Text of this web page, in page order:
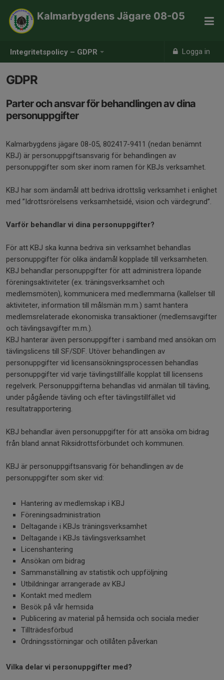
Integritetspolicy – GDPR Logga in
Kalmarbygdens Jägare 08-05
GDPR
Parter och ansvar för behandlingen av dina
personuppgifter
Kalmarbygdens jägare 08-05, 802417-9411 (nedan benämnt
KBJ) är personuppgiftsansvarig för behandlingen av
personuppgifter som sker inom ramen för KBJs verksamhet.
KBJ har som ändamål att bedriva idrottslig verksamhet i enlighet
med ”Idrottsrörelsens verksamhetsidé, vision och värdegrund”.
Varför behandlar vi dina personuppgifter?
För att KBJ ska kunna bedriva sin verksamhet behandlas
personuppgifter för olika ändamål kopplade till verksamheten.
KBJ behandlar personuppgifter för att administrera löpande
föreningsaktiviteter (ex. träningsverksamhet och
medlemsmöten), kommunicera med medlemmarna (kallelser till
aktiviteter, information till målsmän m.m.) samt hantera
medlemsrelaterade ekonomiska transaktioner (medlemsavgifter
och tävlingsavgifter m.m.).
KBJ hanterar även personuppgifter i samband med ansökan om
tävlingslicens till SF/SDF. Utöver behandlingen av
personuppgifter vid licensansökningsprocessen behandlas
personuppgifter vid varje tävlingstillfälle kopplat till licensens
regelverk. Personuppgifterna behandlas vid anmälan till tävling,
under pågående tävling och efter tävlingstillfället vid
resultatrapportering.
KBJ behandlar även personuppgifter för att ansöka om bidrag
från bland annat Riksidrottsförbundet och kommunen.
KBJ är personuppgiftsansvarig för behandlingen av de
personuppgifter som sker vid:
Hantering av medlemskap i KBJ
Föreningsadministration
Deltagande i KBJs träningsverksamhet
Deltagande i KBJs tävlingsverksamhet
Licenshantering
Ansökan om bidrag
Sammanställning av statistik och uppföljning
Utbildningar arrangerade av KBJ
Kontakt med medlem
Besök på vår hemsida
Publicering av material på hemsida och sociala medier
Tillträdesförbud
Ordningsstörningar och otillåten påverkan
Vilka delar vi personuppgifter med?